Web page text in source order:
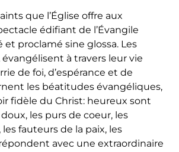
que l’Église offre aux
édifiant de l’Évangile
proclamé sine glossa. Les
évangélisent à travers leur vie
de foi, d’espérance et de
les béatitudes évangéliques,
fidèle du Christ: heureux sont
les purs de coeur, les
fauteurs de la paix, les
avec une extraordinaire